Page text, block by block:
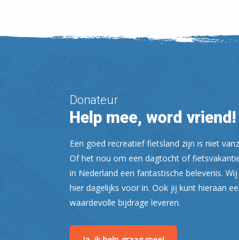
Donateur
Help mee, word vriend!
Een goed recreatief fietsland zijn is niet
Of het nou om een dagtocht of
in Nederland een fantastische belevenis.
hier dagelijks voor in. Ook jij kunt hieraan
waardevolle bijdrage leveren.